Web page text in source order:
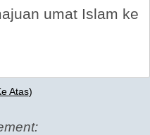
umat Islam ke
Atas)